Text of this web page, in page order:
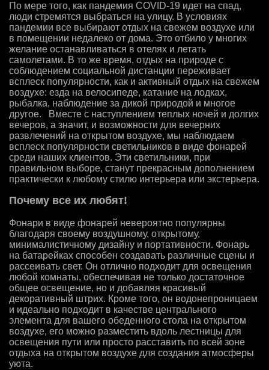
По мере того, как пандемия COVID-19 идет на спад,
люди стремятся выбраться на улицу. В условиях
пандемии все выбирают отдых на свежем воздухе или
в помещении недалеко от дома. Это отбило у многих
желание останавливаться в отелях и летать
самолетами. В то же время, отдых на природе с
соблюдением социальной дистанции переживает
всплеск популярности, как и активный отдых на свежем
воздухе: езда на велосипеде, катание на лодках,
рыбалка, наблюдение за дикой природой и многое
другое. Вместе с наступлением теплых ночей и долгих
вечеров, а значит, и возможности для вечерних
развлечений на открытом воздухе, мы наблюдаем
всплеск популярности светильников в виде фонарей
среди наших клиентов. Эти светильники, при
правильном выборе, станут прекрасным дополнением
практически к любому стилю интерьера или экстерьера.
Почему все их любят!
Фонари в виде фонарей невероятно популярны
благодаря своему воздушному, открытому,
минималистичному дизайну и портативности. Фонарь
на батарейках способен создавать различные сцены и
рассеивать свет. Он отлично подходит для освещения
любой комнаты, обеспечивая не только достаточное
общее освещение, но и добавляя красивый
декоративный штрих. Кроме того, он водонепроницаем
и идеально подходит в качестве центрального
элемента для вашего обеденного стола на открытом
воздухе, его можно разместить вдоль лестницы для
освещения пути или просто расставить по всей зоне
отдыха на открытом воздухе для создания атмосферы
уюта.